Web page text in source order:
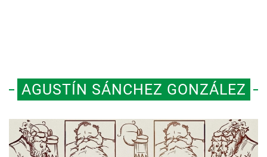
AGUSTÍN SÁNCHEZ GONZÁLEZ